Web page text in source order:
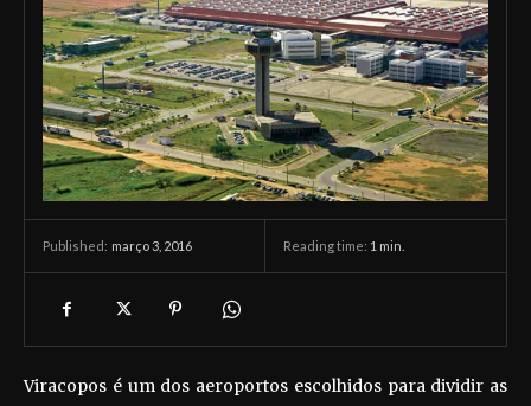
Published: março 3, 2016 Reading time: 1 min.
Viracopos é um dos aeroportos escolhidos para dividir as